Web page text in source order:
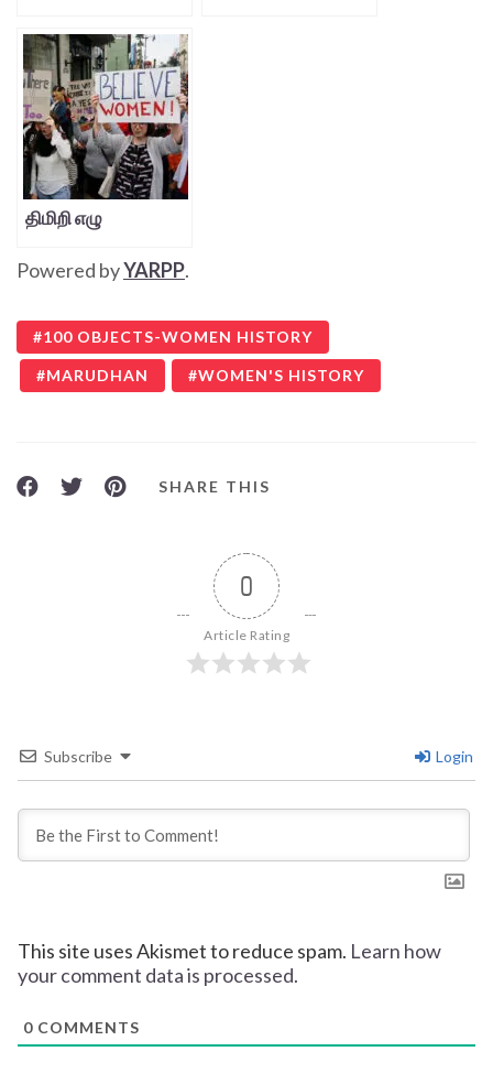
திமிறி எழு
Powered byYARPP.
100 OBJECTS-WOMEN HISTORY
MARUDHAN WOMEN'S HISTORY
SHARE THIS
0
Article Rating
Subscribe Login
This site uses Akismet to reduce spam. Learn how
your comment data is processed.
0 COMMENTS